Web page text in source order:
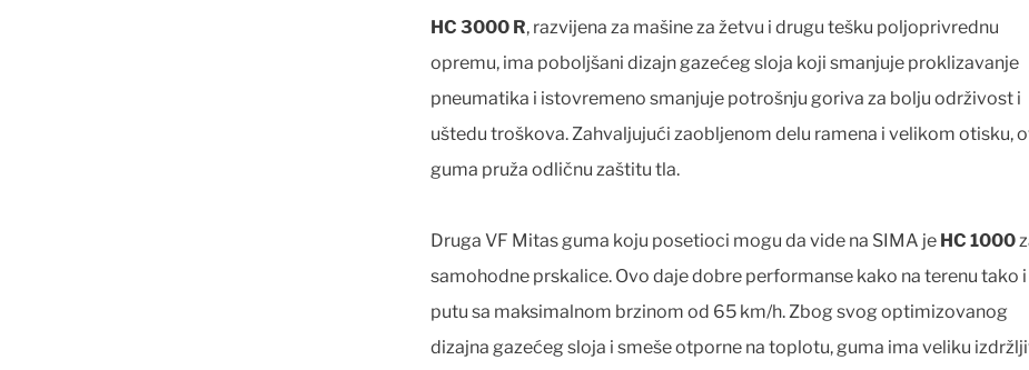
HC 3000 R, razvijena za mašine za žetvu i drugu tešku poljoprivrednu
opremu, ima poboljšani dizajn gazećeg sloja koji smanjuje proklizavanje
pneumatika i istovremeno smanjuje potrošnju goriva za bolju održivost i
uštedu troškova. Zahvaljujući zaobljenom delu ramena i velikom otisku,
guma pruža odličnu zaštitu tla.
Druga VF Mitas guma koju posetioci mogu da vide na SIMA je HC 1000
samohodne prskalice. Ovo daje dobre performanse kako na terenu tako i
putu sa maksimalnom brzinom od 65 km/h. Zbog svog optimizovanog
dizajna gazećeg sloja i smeše otporne na toplotu, guma ima veliku